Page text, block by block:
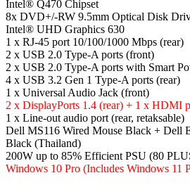
Intel® Q470 Chipset
8x DVD+/-RW 9.5mm Optical Disk
Intel® UHD Graphics 630
1 x RJ-45 port 10/100/1000 Mbps (rear)
2 x USB 2.0 Type-A ports (front)
2 x USB 2.0 Type-A ports with Smart
4 x USB 3.2 Gen 1 Type-A ports (rear)
1 x Universal Audio Jack (front)
2 x DisplayPorts 1.4 (rear) + 1 x HDMI
1 x Line-out audio port (rear, retaksable)
Dell MS116 Wired Mouse Black + Dell
Black (Thailand)
200W up to 85% Efficient PSU (80
Windows 10 Pro (Includes Windows 11